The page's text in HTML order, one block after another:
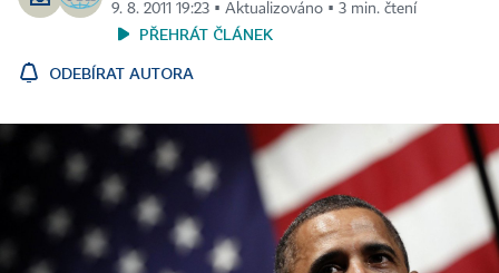
9. 8. 2011 19:23 ▪ Aktualizováno ▪ 3 min. čtení
PŘEHRÁT ČLÁNEK
ODEBÍRAT AUTORA